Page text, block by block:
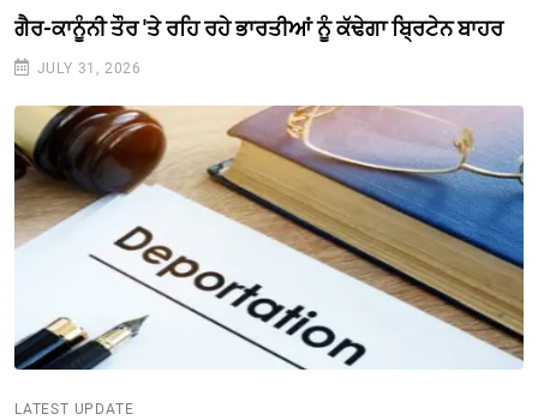
ਗੈਰ-ਕਾਨੂੰਨੀ ਤੌਰ 'ਤੇ ਰਹਿ ਰਹੇ ਭਾਰਤੀਆਂ ਨੂੰ ਕੱਢੇਗਾ ਬ੍ਰਿਟੇਨ ਬਾਹਰ
JULY 31, 2026
LATEST UPDATE